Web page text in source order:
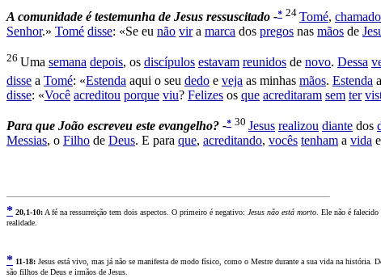
A comunidade é testemunha de Jesus ressuscitado -* 24 Tomé, chamado
Senhor.» Tomé disse: «Se eu não vira marca dos pregos nas mãos de
26 Uma semana depois, os discípulos estavam reunidos de novo. Dessa
disse a Tomé: «Estenda aqui o seu dedo e veja as minhas mãos. Estenda
disse: «Você acreditou porque viu? Felizes os que acreditaram sem ter
Para que João escreveu este evangelho? -* 30 Jesus realizou diante dos
Messias, o Filho de Deus. E para que, acreditando, vocês tenham a vida
* 20,1-10:A fé na ressurreição tem dois aspectos. O primeiro é negativo: Jesus não está morto. Ele não é falecido
realidade.
* 11-18: Jesus está vivo, mas já não se manifesta de modo físico, como o Mestre durante a sua vida na história.
são filhos de Deus e irmãos de Jesus.